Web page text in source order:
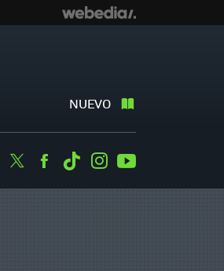
NUEVO
TwitterFacebook
TiktokInstagram